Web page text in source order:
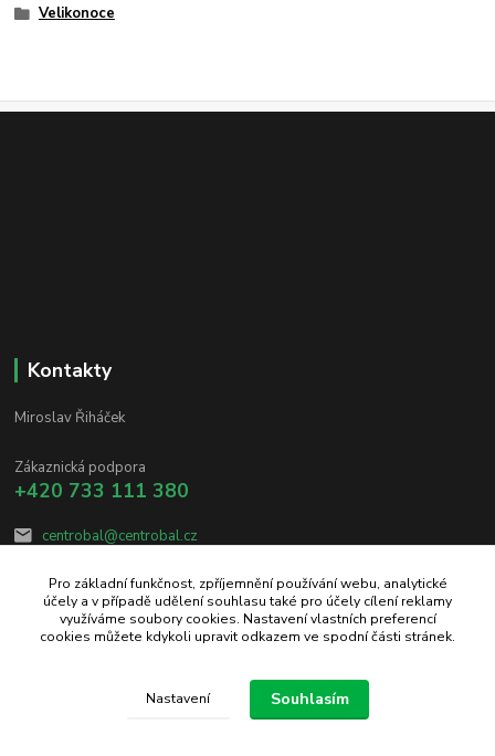
Velikonoce
Kontakty
Miroslav Řiháček
Zákaznická podpora
+420 733 111 380
centrobal@centrobal.cz
Upravit sběr cookies.
Pro základní funkčnost, zpříjemnění používání webu, analytické
účely a v případě udělení souhlasu také pro účely cílení reklamy
využíváme soubory cookies. Nastavení vlastních preferencí
cookies můžete kdykoli upravit odkazem ve spodní části stránek.
Nastavení Souhlasím